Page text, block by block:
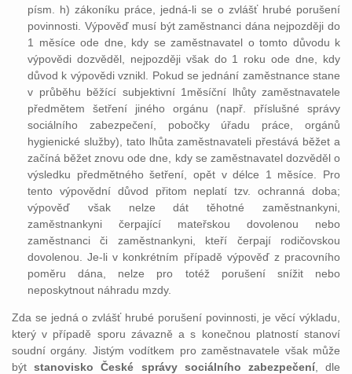
písm. h) zákoníku práce, jedná-li se o zvlášť hrubé porušení
povinnosti. Výpověď musí být zaměstnanci dána nejpozději do
1 měsíce ode dne, kdy se zaměstnavatel o tomto důvodu k
výpovědi dozvěděl, nejpozději však do 1 roku ode dne, kdy
důvod k výpovědi vznikl. Pokud se jednání zaměstnance stane
v průběhu běžící subjektivní 1měsíční lhůty zaměstnavatele
předmětem šetření jiného orgánu (např. příslušné správy
sociálního zabezpečení, pobočky úřadu práce, orgánů
hygienické služby), tato lhůta zaměstnavateli přestává běžet a
začíná běžet znovu ode dne, kdy se zaměstnavatel dozvěděl o
výsledku předmětného šetření, opět v délce 1 měsíce. Pro
tento výpovědní důvod přitom neplatí tzv. ochranná doba;
výpověď však nelze dát těhotné zaměstnankyni,
zaměstnankyni čerpající mateřskou dovolenou nebo
zaměstnanci či zaměstnankyni, kteří čerpají rodičovskou
dovolenou. Je-li v konkrétním případě výpověď z pracovního
poměru dána, nelze pro totéž porušení snížit nebo
neposkytnout náhradu mzdy.
Zda se jedná o zvlášť hrubé porušení povinnosti, je věcí výkladu,
který v případě sporu závazně a s konečnou platností stanoví
soudní orgány. Jistým vodítkem pro zaměstnavatele však může
býtstanovisko České správy sociálního zabezpečení, dle